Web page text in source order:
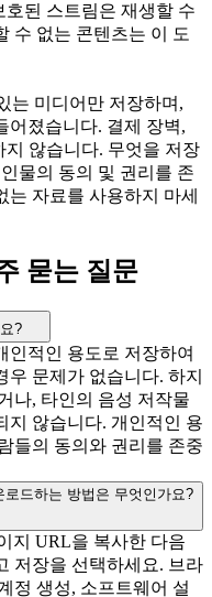
된 스트림은 재생할 수
수 없는 콘텐츠는 이 도
는 미디어만 저장하며,
어졌습니다. 결제 장벽,
않습니다. 무엇을 저장
물의 동의 및 권리를 존
자료를 사용하지 마세
묻는 질문
?
인적인 용도로 저장하여
문제가 없습니다. 하지
나, 타인의 음성 저작물
지 않습니다. 개인적인 용
들의 동의와 권리를 존중
드하는 방법은 무엇인가요?
지 URL을 복사한 다음
저장을 선택하세요. 브라
정 생성, 소프트웨어 설